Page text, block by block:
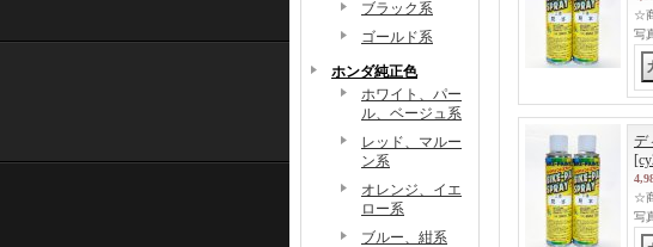
ブラック系
ゴールド系
ホンダ純正色
ホワイト、パー
ル、ベージュ系
レッド、マルー
ン系
オレンジ、イエ
ロー系
ブルー、紺系
☆
写
デ
☆
写